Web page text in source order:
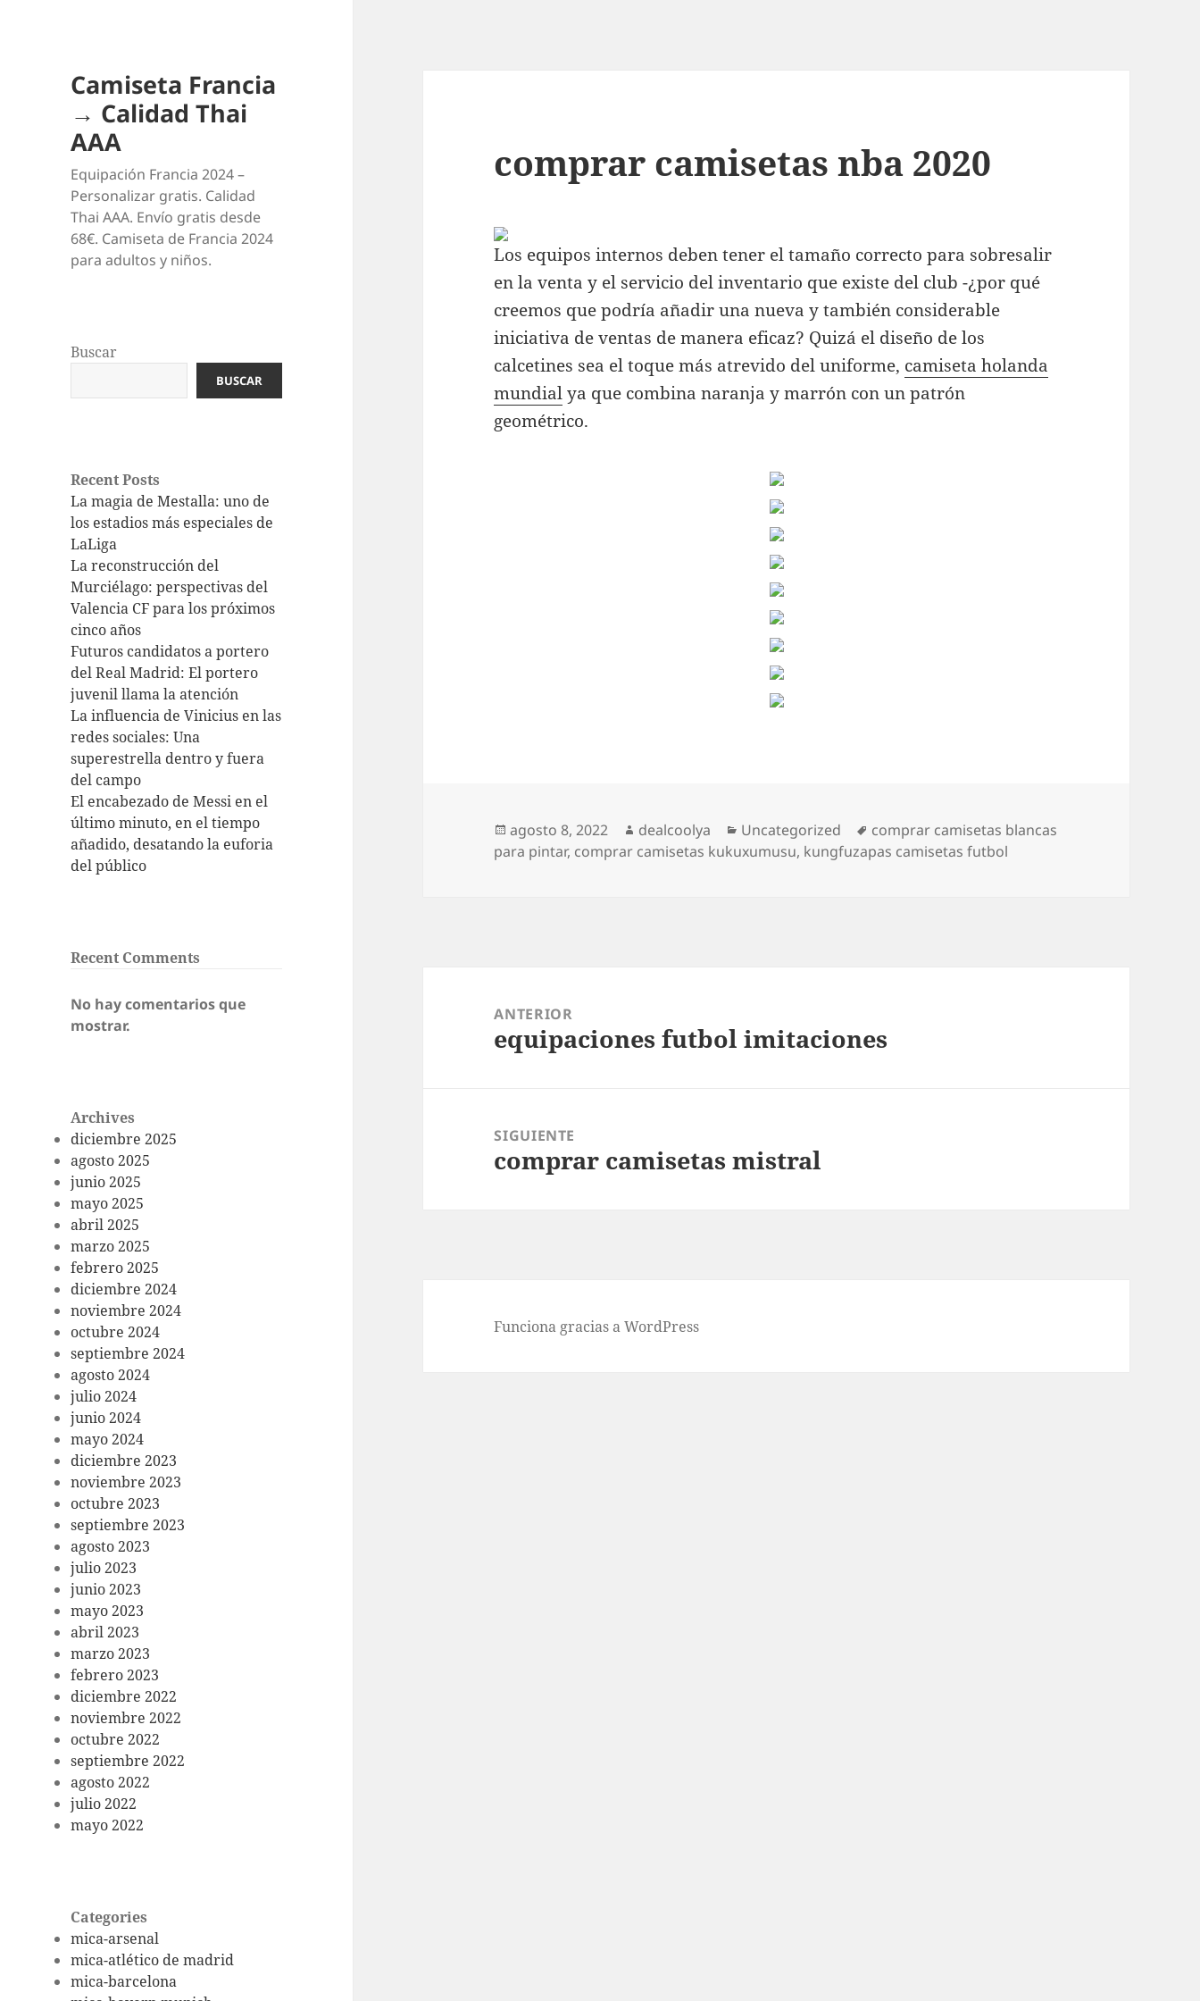
Camiseta Francia
→ Calidad Thai
AAA
Equipación Francia 2024 –
Personalizar gratis. Calidad
Thai AAA. Envío gratis desde
68€. Camiseta de Francia 2024
para adultos y niños.
Buscar
BUSCAR
Recent Posts
La magia de Mestalla: uno de
los estadios más especiales de
LaLiga
La reconstrucción del
Murciélago: perspectivas del
Valencia CF para los próximos
cinco años
Futuros candidatos a portero
del Real Madrid: El portero
juvenil llama la atención
La influencia de Vinicius en las
redes sociales: Una
superestrella dentro y fuera
del campo
El encabezado de Messi en el
último minuto, en el tiempo
añadido, desatando la euforia
del público
Recent Comments
No hay comentarios que
mostrar.
Archives
diciembre 2025
agosto 2025
junio 2025
mayo 2025
abril 2025
marzo 2025
febrero 2025
diciembre 2024
noviembre 2024
octubre 2024
septiembre 2024
agosto 2024
julio 2024
junio 2024
mayo 2024
diciembre 2023
noviembre 2023
octubre 2023
septiembre 2023
agosto 2023
julio 2023
junio 2023
mayo 2023
abril 2023
marzo 2023
febrero 2023
diciembre 2022
noviembre 2022
octubre 2022
septiembre 2022
agosto 2022
julio 2022
mayo 2022
Categories
mica-arsenal
mica-atlético de madrid
mica-barcelona
comprar camisetas nba 2020
Los equipos internos deben tener el tamaño correcto para sobresalir
en la venta y el servicio del inventario que existe del club -¿por qué
creemos que podría añadir una nueva y también considerable
iniciativa de ventas de manera eficaz? Quizá el diseño de los
calcetines sea el toque más atrevido del uniforme, camiseta holanda
mundialya que combina naranja y marrón con un patrón
geométrico.
Publicado
el
agosto 8, 2022 Autor
dealcoolya Categorías
Uncategorized Etiquetas
comprar camisetas blancas
para pintar, comprar camisetas kukuxumusu, kungfuzapas camisetas futbol
entradas
ANTERIOR
Entrada
equipaciones futbol imitaciones
SIGUIENTE
Entrada
comprar camisetas mistral
Funciona gracias a WordPress